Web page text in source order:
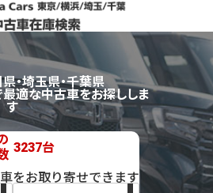
・埼玉県・千葉県
適な中古車をお探ししま
す
3237台
をお取り寄せできます